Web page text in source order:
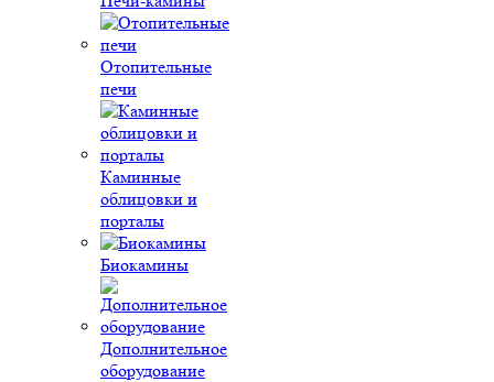
Отопительные
печи
Каминные
облицовки и
порталы
Биокамины
Дополнительное
оборудование